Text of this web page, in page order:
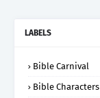
LABELS
Bible Carnival
Bible Characters